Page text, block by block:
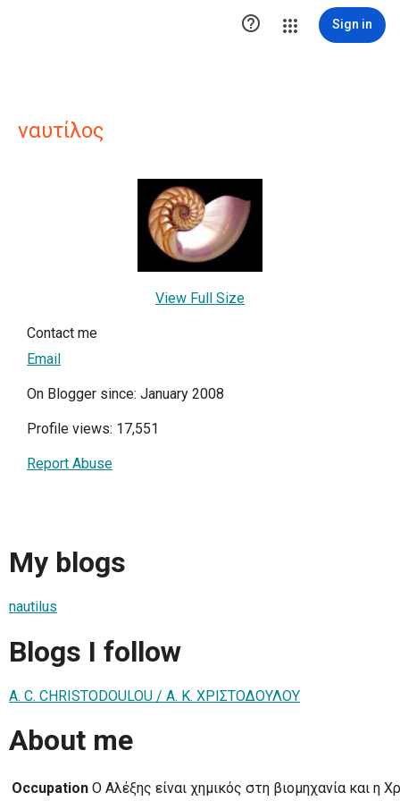
 Sign in
ναυτίλος
View Full Size
Contact me
Email
On Blogger since: January 2008
Profile views: 17,551
Report Abuse
My blogs
nautilus
Blogs I follow
A. C. CHRISTODOULOU / Α. Κ. ΧΡΙΣΤΟΔΟΥΛΟΥ
About me
Occupation Ο Αλέξης είναι χημικός στη βιομηχανία και η